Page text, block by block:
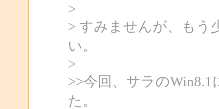
>
> すみませんが、もう
い。
>
>>今回、サラの
た。